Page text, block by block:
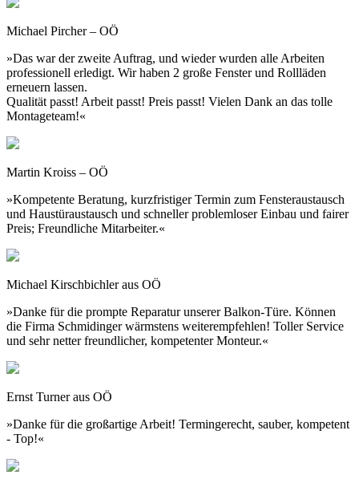
Michael Pircher – OÖ
»Das war der zweite Auftrag, und wieder wurden alle Arbeiten
professionell erledigt. Wir haben 2 große Fenster und Rollläden
erneuern lassen.
Qualität passt! Arbeit passt! Preis passt! Vielen Dank an das tolle
Montageteam!«
Martin Kroiss – OÖ
»Kompetente Beratung, kurzfristiger Termin zum Fensteraustausch
und Haustüraustausch und schneller problemloser Einbau und fairer
Preis; Freundliche Mitarbeiter.«
Michael Kirschbichler aus OÖ
»Danke für die prompte Reparatur unserer Balkon-Türe. Können
die Firma Schmidinger wärmstens weiterempfehlen! Toller Service
und sehr netter freundlicher, kompetenter Monteur.«
Ernst Turner aus OÖ
»Danke für die großartige Arbeit! Termingerecht, sauber, kompetent
- Top!«